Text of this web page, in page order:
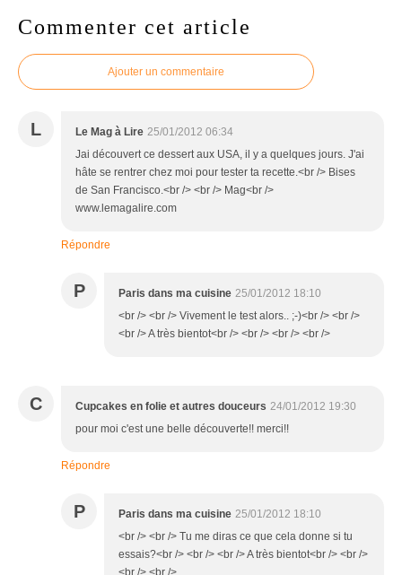
Commenter cet article
Ajouter un commentaire
L Le Mag à Lire 25/01/2012 06:34
Jai découvert ce dessert aux USA, il y a quelques jours. J'ai
hâte se rentrer chez moi pour tester ta recette.<br /> Bises
de San Francisco.<br /> <br /> Mag<br />
www.lemagalire.com
Répondre
P Paris dans ma cuisine 25/01/2012 18:10
<br /> <br /> Vivement le test alors.. ;-)<br /> <br />
<br /> A très bientot<br /> <br /> <br /> <br />
C Cupcakes en folie et autres douceurs 24/01/2012 19:30
pour moi c'est une belle découverte!! merci!!
Répondre
P Paris dans ma cuisine 25/01/2012 18:10
<br /> <br /> Tu me diras ce que cela donne si tu
essais?<br /> <br /> <br /> A très bientot<br /> <br />
<br /> <br />